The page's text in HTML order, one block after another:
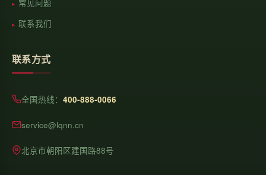
常见问题
联系我们
联系方式
全国热线： 400-888-0066
service@lqnn.cn
北京市朝阳区建国路88号